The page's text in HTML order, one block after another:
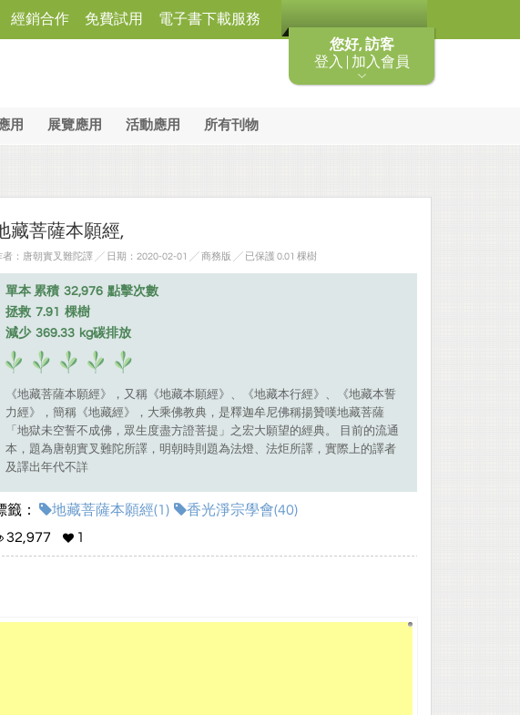
您好, 訪客
登入 | 加入會員
經銷合作 免費試用 電子書下載服務
用 展覽應用 活動應用 所有刊物
藏菩薩本願經,
者：唐朝實叉難陀譯 ╱ 日期：2020-02-01 ╱ 商務版 ╱ 已保護 0.01 棵樹
單本 累積 32,976 點擊次數
拯救 7.91 棵樹
減少 369.33 kg碳排放
《地藏菩薩本願經》，又稱《地藏本願經》、《地藏本行經》、《地藏本誓
力經》，簡稱《地藏經》，大乘佛教典，是釋迦牟尼佛稱揚贊嘆地藏菩薩
「地獄未空誓不成佛，眾生度盡方證菩提」之宏大願望的經典。 目前的流通
本，題為唐朝實叉難陀所譯，明朝時則題為法燈、法炬所譯，實際上的譯者
及譯出年代不詳
籤： 地藏菩薩本願經(1)
香光淨宗學會(40)
32,977
1